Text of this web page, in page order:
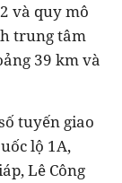
và quy mô
trung tâm
39 km và
tuyến giao
lộ 1A,
Lê Công